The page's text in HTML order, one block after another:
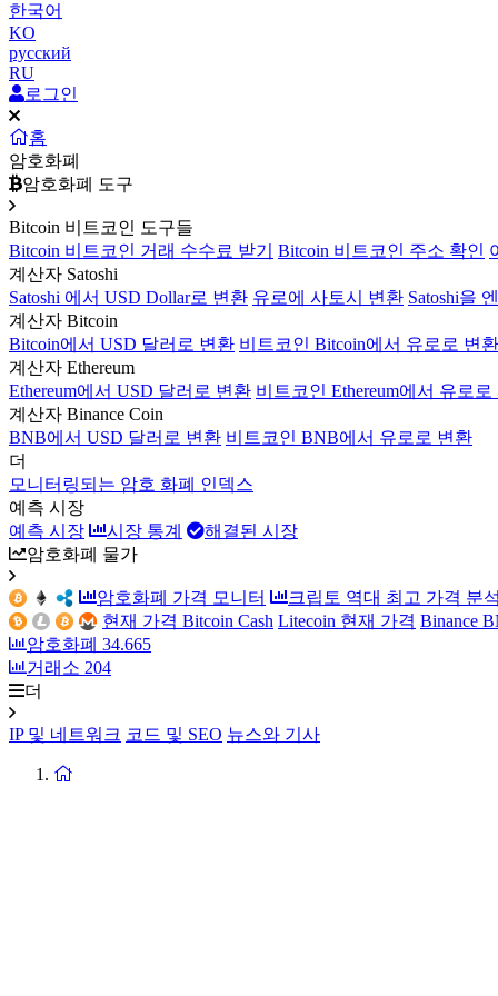
한국어
KO
русский
RU
로그인
홈
암호화폐
암호화폐 도구
Bitcoin 비트코인 도구들
Bitcoin 비트코인 거래 수수료 받기
Bitcoin 비트코인 주소 확인
계산자 Satoshi
Satoshi 에서 USD Dollar로 변환 유로에 사토시 변환 Satoshi을
계산자 Bitcoin
Bitcoin에서 USD 달러로 변환 비트코인 Bitcoin에서 유로로 변환
계산자 Ethereum
Ethereum에서 USD 달러로 변환 비트코인 Ethereum에서 유로로
계산자 Binance Coin
BNB에서 USD 달러로 변환 비트코인 BNB에서 유로로 변환
더
모니터링되는 암호 화폐 인덱스
예측 시장
예측 시장
시장 통계
해결된 시장
암호화폐 물가
암호화폐 가격 모니터 크립토 역대 최고 가격 분석
현재 가격 Bitcoin Cash Litecoin 현재 가격 Binance
암호화폐 34.665
거래소 204
더
IP 및 네트워크 코드 및 SEO 뉴스와 기사